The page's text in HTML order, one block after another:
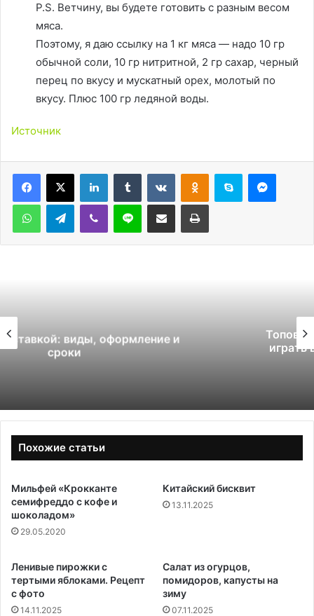
P.S. Ветчину, вы будете готовить с разным весом
мяса.
Поэтому, я даю ссылку на 1 кг мяса — надо 10 гр
обычной соли, 10 гр нитритной, 2 гр сахар, черный
перец по вкусу и мускатный орех, молотый по
вкусу. Плюс 100 гр ледяной воды.
Источник
LinkedInTumblr ВконтактеОдноклассники
Skype
WhatsAppTelegramViber Line Поделиться через электронную почту Печатать
Топовый геймплей и ставки: как мелбет
играть в 2026-м, не промахнувшись ни
Похожие статьи
Мильфей «Крокканте
семифреддо с кофе и
шоколадом»
29.05.2020
Китайский бисквит
13.11.2025
Ленивые пирожки с
тертыми яблоками. Рецепт
с фото
14.11.2025
Салат из огурцов,
помидоров, капусты на
зиму
07.11.2025